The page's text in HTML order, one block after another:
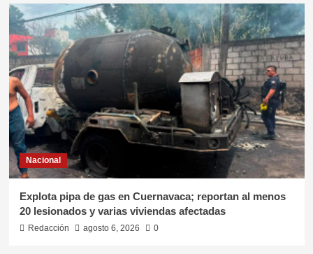
Nacional
Explota pipa de gas en Cuernavaca; reportan al menos
20 lesionados y varias viviendas afectadas
Redacción agosto 6, 2026 0